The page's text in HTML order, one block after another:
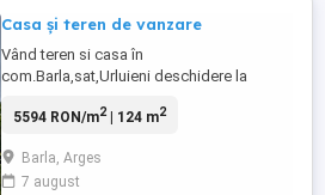
Casa și teren de vanzare
Vând teren si casa în
com.Barla,sat,Urluieni deschidere la
,casa 4 camere, baie,living bucătărie
vara ,beci,fosa, cablu,internet ,camere
video ,2 puțuri in curte si in casa plus apa
5594 RON/m2| 124 m2
Barla, Arges
7 august